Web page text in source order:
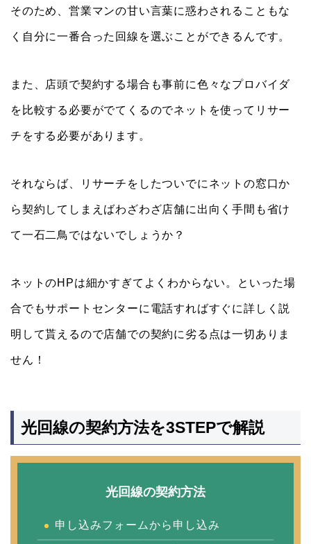
そのため、営業マンの甘い言葉に惑わされることもな
く自分に一番合った回線を選ぶことができるんです。
また、店頭で契約する場合も事前に色々なプロバイダ
を比較する必要がでてくるのでネットを使ってリサー
チをする必要があります。
それならば、リサーチをしたついでにネットの窓口か
ら契約してしまえばわざわざ店舗に出向く手間も省け
て一石二鳥ではないでしょうか？
ネットのHPは細かすぎてよくわからない。といった場
合でもサポートセンターに電話すればすぐに詳しく説
明して貰えるので店舗での契約に劣る点は一切ありま
せん！
光回線の契約方法を3STEPで解説
光回線の契約方法
申し込みフォームから申し込み